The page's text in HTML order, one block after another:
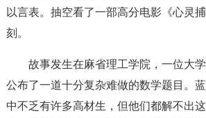
以言表。抽空看了一部高分电影《心灵
刻。
故事发生在麻省理工学院，一位大
公布了一道十分复杂难做的数学题目。
中不乏有许多高材生，但他们都解不出